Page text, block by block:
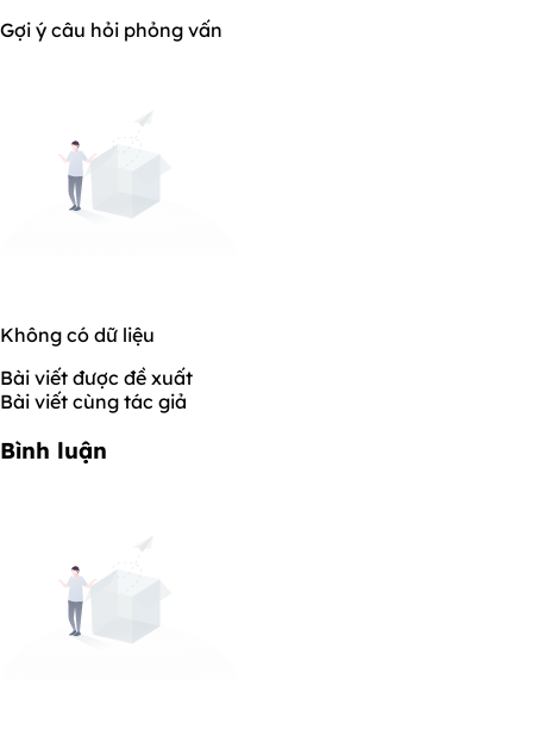
Gợi ý câu hỏi phỏng vấn
Không có dữ liệu
Bài viết được đề xuất
Bài viết cùng tác giả
Bình luận